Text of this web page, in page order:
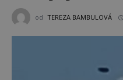
od TEREZA BAMBULOVÁ